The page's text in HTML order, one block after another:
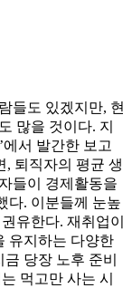
들도 있겠지만, 현
많을 것이다. 지
에서 발간한 보고
, 퇴직자의 평균 생
들이 경제활동을
다. 이분들께 눈높
유한다. 재취업이
유지하는 다양한
당장 노후 준비
먹고만 사는 시